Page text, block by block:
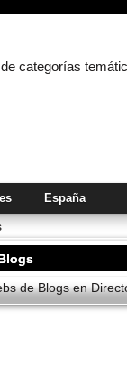
categorías
España
de Blogs en